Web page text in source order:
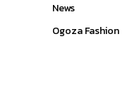
News
Ogoza Fashion